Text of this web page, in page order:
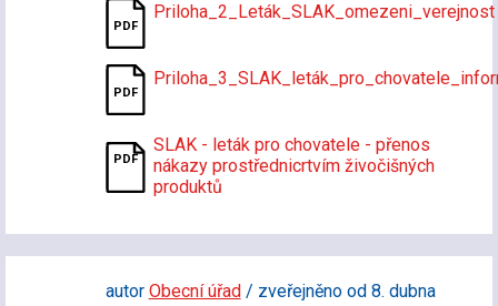
Priloha_2_Leták_SLAK_omezeni_verejnost
SLAK - leták pro chovatele - přenos
nákazy prostřednicrtvím živočišných
produktů
autor Obecní úřad/ zveřejněno od 8. dubna